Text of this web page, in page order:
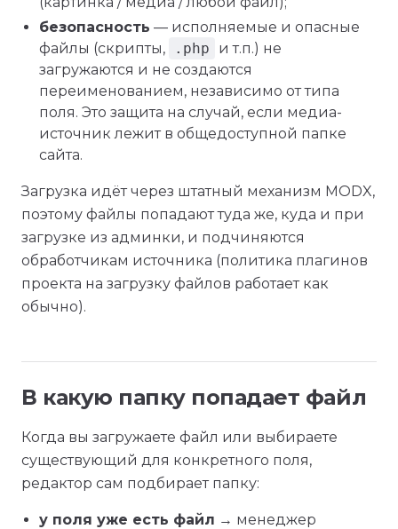
безопасность — исполняемые и опасные
файлы (скрипты,
.php
и т.п.) не
загружаются и не создаются
переименованием, независимо от типа
поля. Это защита на случай, если медиа-
источник лежит в общедоступной папке
сайта.
Загрузка идёт через штатный механизм MODX,
поэтому файлы попадают туда же, куда и при
загрузке из админки, и подчиняются
обработчикам источника (политика плагинов
проекта на загрузку файлов работает как
обычно).
В какую папку попадает файл
Когда вы загружаете файл или выбираете
существующий для конкретного поля,
редактор сам подбирает папку:
у поля уже есть файл → менеджер